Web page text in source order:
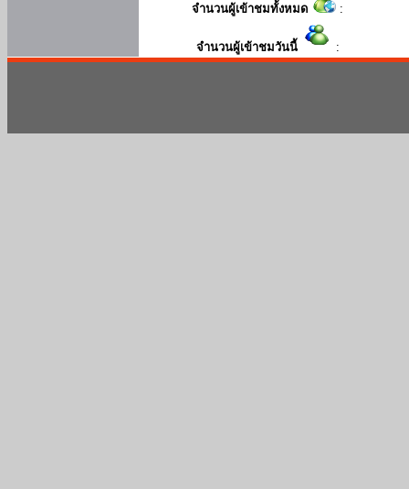
จำนวนผู้เข้าชมทั้งหมด :
จำนวนผู้เข้าชมวันนี้ :